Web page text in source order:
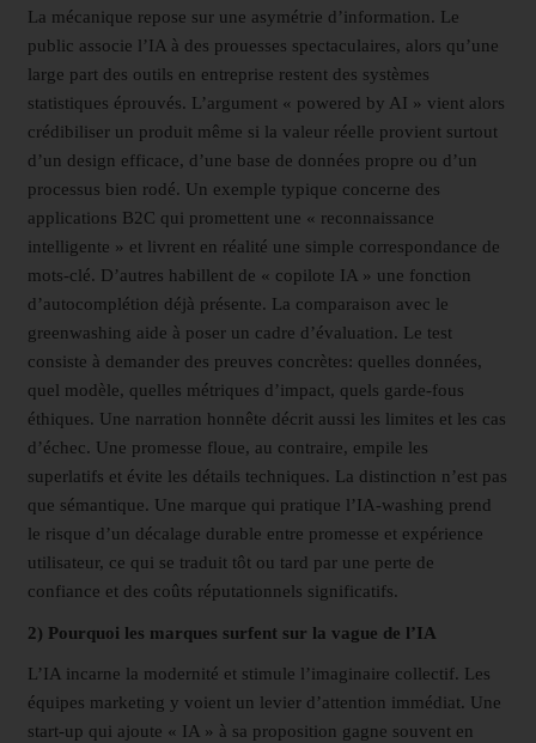
La mécanique repose sur une asymétrie d’information. Le
public associe l’IA à des prouesses spectaculaires, alors qu’une
large part des outils en entreprise restent des systèmes
statistiques éprouvés. L’argument « powered by AI » vient alors
crédibiliser un produit même si la valeur réelle provient surtout
d’un design efficace, d’une base de données propre ou d’un
processus bien rodé. Un exemple typique concerne des
applications B2C qui promettent une « reconnaissance
intelligente » et livrent en réalité une simple correspondance de
mots-clé. D’autres habillent de « copilote IA » une fonction
d’autocomplétion déjà présente. La comparaison avec le
greenwashing aide à poser un cadre d’évaluation. Le test
consiste à demander des preuves concrètes: quelles données,
quel modèle, quelles métriques d’impact, quels garde-fous
éthiques. Une narration honnête décrit aussi les limites et les cas
d’échec. Une promesse floue, au contraire, empile les
superlatifs et évite les détails techniques. La distinction n’est pas
que sémantique. Une marque qui pratique l’IA-washing prend
le risque d’un décalage durable entre promesse et expérience
utilisateur, ce qui se traduit tôt ou tard par une perte de
confiance et des coûts réputationnels significatifs.
2) Pourquoi les marques surfent sur la vague de l’IA
L’IA incarne la modernité et stimule l’imaginaire collectif. Les
équipes marketing y voient un levier d’attention immédiat. Une
start-up qui ajoute « IA » à sa proposition gagne souvent en